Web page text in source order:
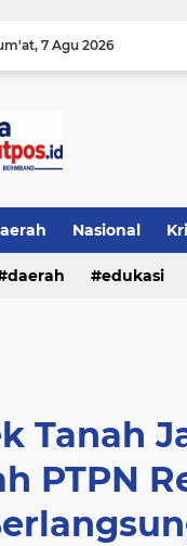
7 Agu 2026
Nasional
daerah edukasi
Tanah
PTPN